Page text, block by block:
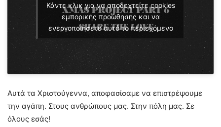
Κάντε κλικ για να αποδεχτείτε cookies
εμπορικής προώθησης και να
ενεργοποιήσετε αυτό το περιεχόμενο
Αυτά τα Χριστούγεννα, αποφασίσαμε να επιστρέψουμε
την αγάπη. Στους ανθρώπους μας. Στην πόλη μας. Σε
όλους εσάς!